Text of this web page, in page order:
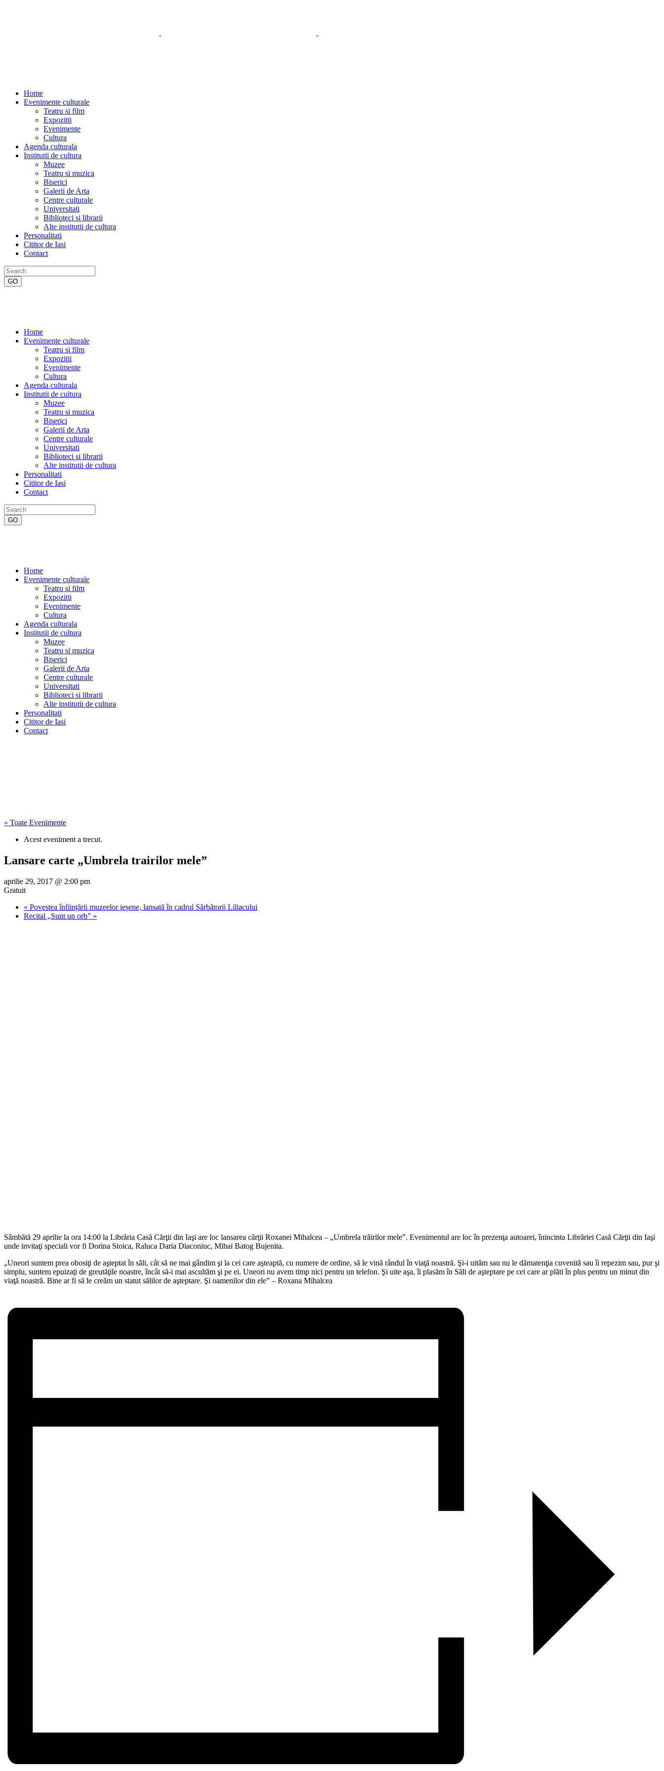
Home
Evenimente culturale
Teatru si film
Expozitii
Evenimente
Cultura
Agenda culturala
Institutii de cultura
Muzee
Teatru si muzica
Biserici
Galerii de Arta
Centre culturale
Universitati
Biblioteci si librarii
Alte institutii de cultura
Personalitati
Cititor de Iasi
Contact
Home
Evenimente culturale
Teatru si film
Expozitii
Evenimente
Cultura
Agenda culturala
Institutii de cultura
Muzee
Teatru si muzica
Biserici
Galerii de Arta
Centre culturale
Universitati
Biblioteci si librarii
Alte institutii de cultura
Personalitati
Cititor de Iasi
Contact
Home
Evenimente culturale
Teatru si film
Expozitii
Evenimente
Cultura
Agenda culturala
Institutii de cultura
Muzee
Teatru si muzica
Biserici
Galerii de Arta
Centre culturale
Universitati
Biblioteci si librarii
Alte institutii de cultura
Personalitati
Cititor de Iasi
Contact
« Toate Evenimente
Acest eveniment a trecut.
Lansare carte „Umbrela trairilor mele”
aprilie 29, 2017 @ 2:00 pm
Gratuit
« Povestea înființării muzeelor ieșene, lansată în cadrul Sărbătorii Liliacului
Recital „Sunt un orb” »
Sâmbătă 29 aprilie la ora 14:00 la Librăria Casă Cărţii din Iaşi are loc lansarea cărţii Roxanei Mihalcea – „Umbrela trăirilormele”. Evenimentul are locîn prezenţa autoarei,înincinta Librăriei Casă Cărţii din Iaşi
unde invitaţi speciali vorfi Dorina Stoica, Raluca Daria Diaconiuc, Mihai Batog Bujenita.
„Uneori suntem prea obosiţi de aşteptat în săli, cât să ne mai gândim şi la cei care aşteaptă, cu numere de ordine, să le vină rândul în viaţă noastră. Şi-i uităm sau nu le dămatenţia cuvenită sau îi repezim sau, purşi
simplu, suntem epuizaţi de greutăţile noastre,încât să-i mai ascultăm şi pe ei. Uneori nu avem timp nici pentru un telefon. Şi uite aşa,îi plasăm în Săli de aşteptare pe cei care arplăti în plus pentru un minut din
viaţă noastră. Bine arfi să le creăm un statut sălilorde aşteptare. Şi oamenilordin ele” – Roxana Mihalcea